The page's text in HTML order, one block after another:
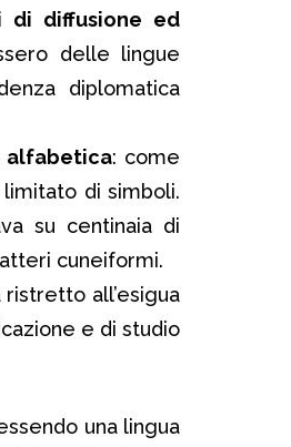
di diffusione ed
delle lingue
diplomatica
alfabetica: come
di simboli.
su centinaia di
cuneiformi.
all’esigua
e di studio
una lingua